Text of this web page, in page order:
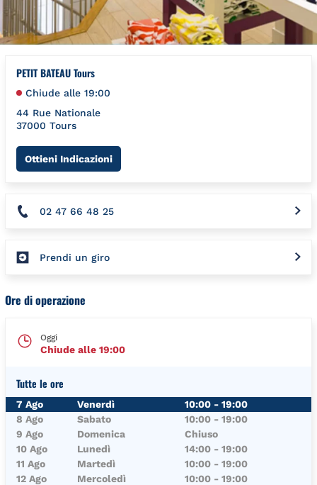
PETIT BATEAU Tours
Chiude alle 19:00
44 Rue Nationale
37000 Tours
Ottieni IndicazioniLink Opens in New Tab
02 47 66 48 25
Prendi un giro
Ore di operazione
Oggi
Chiude alle 19:00
Tutte le ore
Giorno della Settimana
7 Ago Venerdì 10:00 - 19:00
8 Ago
Sabato 10:00 - 19:00
9 Ago
Domenica
Chiuso
10 Ago
Lunedì 14:00 - 19:00
11 Ago
Martedì 10:00 - 19:00
12 Ago
Mercoledì 10:00 - 19:00